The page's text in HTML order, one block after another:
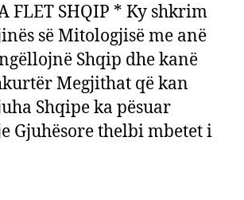
FLET SHQIP * Ky shkrim
së Mitologjisë me anë
Shqip dhe kanë
Megjithat që kan
Shqipe ka pësuar
Gjuhësore thelbi mbetet i